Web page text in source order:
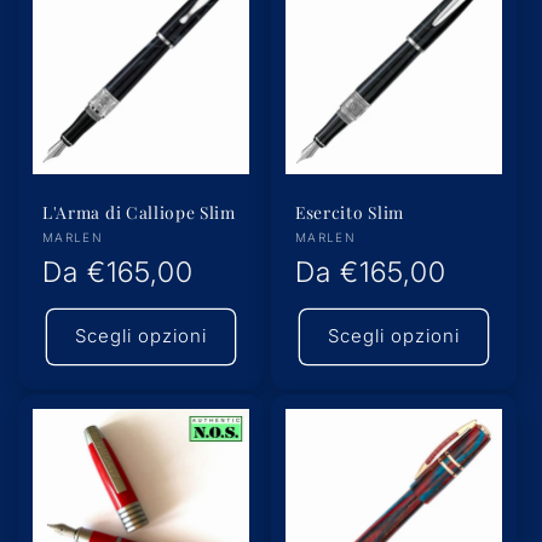
L'Arma di Calliope Slim
Produttore:
MARLEN
Prezzo
di
listino
Da €165,00
Scegli opzioni
Esercito Slim
Produttore:
MARLEN
Prezzo
di
listino
Da €165,00
Scegli opzioni